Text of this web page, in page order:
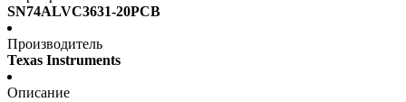
SN74ALVC3631-20PCB
Производитель
Texas Instruments
Описание